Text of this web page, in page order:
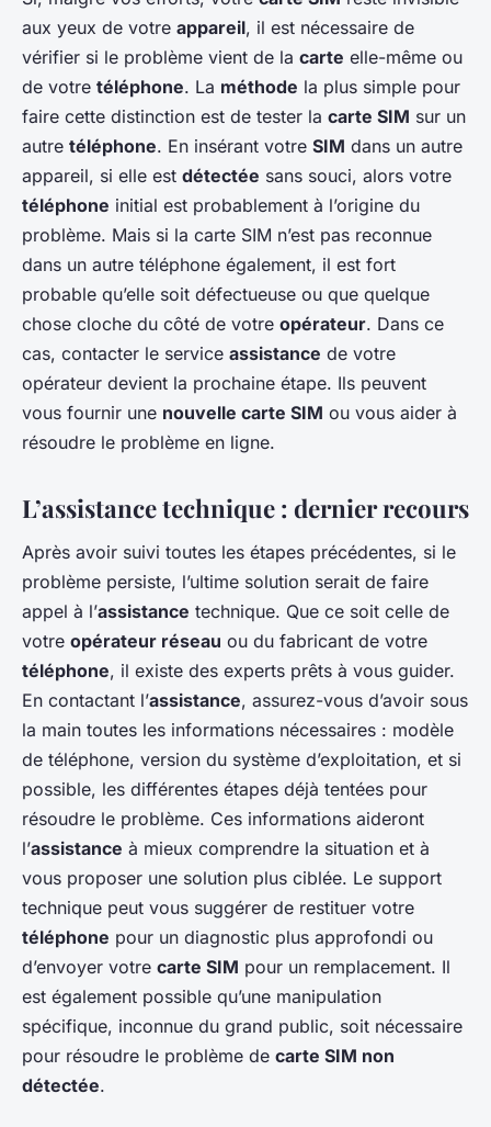
aux yeux de votre appareil, il est nécessaire de
vérifier si le problème vient de la carte elle-même ou
de votre téléphone. La méthode la plus simple pour
faire cette distinction est de tester la carte SIM sur un
autre téléphone. En insérant votre SIM dans un autre
appareil, si elle est détectée sans souci, alors votre
téléphone initial est probablement à l’origine du
problème. Mais si la carte SIM n’est pas reconnue
dans un autre téléphone également, il est fort
probable qu’elle soit défectueuse ou que quelque
chose cloche du côté de votre opérateur. Dans ce
cas, contacter le service assistance de votre
opérateur devient la prochaine étape. Ils peuvent
vous fournir une nouvelle carte SIM ou vous aider à
résoudre le problème en ligne.
L’assistance technique : dernier recours
Après avoir suivi toutes les étapes précédentes, si le
problème persiste, l’ultime solution serait de faire
appel à l’assistance technique. Que ce soit celle de
votre opérateur réseau ou du fabricant de votre
téléphone, il existe des experts prêts à vous guider.
En contactant l’assistance, assurez-vous d’avoir sous
la main toutes les informations nécessaires : modèle
de téléphone, version du système d’exploitation, et si
possible, les différentes étapes déjà tentées pour
résoudre le problème. Ces informations aideront
l’assistance à mieux comprendre la situation et à
vous proposer une solution plus ciblée. Le support
technique peut vous suggérer de restituer votre
téléphone pour un diagnostic plus approfondi ou
d’envoyer votre carte SIM pour un remplacement. Il
est également possible qu’une manipulation
spécifique, inconnue du grand public, soit nécessaire
pour résoudre le problème de carte SIM non
détectée.